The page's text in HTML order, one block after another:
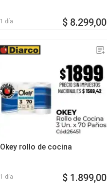
1 día $ 8.299,00
Okey rollo de cocina
1 día $ 1.899,00